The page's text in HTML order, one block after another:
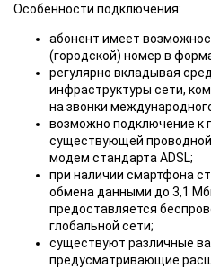
Особенности подключения:
абонент имеет
(городской) номер в
регулярно вкладывая
инфраструктуры сети,
на звонки
возможно подключение к
существующей
модем стандарта ADSL;
при наличии смартфона
обмена данными до 3,1
предоставляется
глобальной сети;
существуют различные
предусматривающие